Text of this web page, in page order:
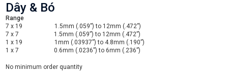
Dây & Bó
Range
7 x 19 1.5mm (.059”) to 12mm (.472”)
7 x 7 1.5mm (.059”) to 12mm (.472”)
1 x 19 1mm (.03937”) to 4.8mm (.190”)
1 x 7 0.6mm (.0236”) to 6mm (.236”)
No minimum order quantity